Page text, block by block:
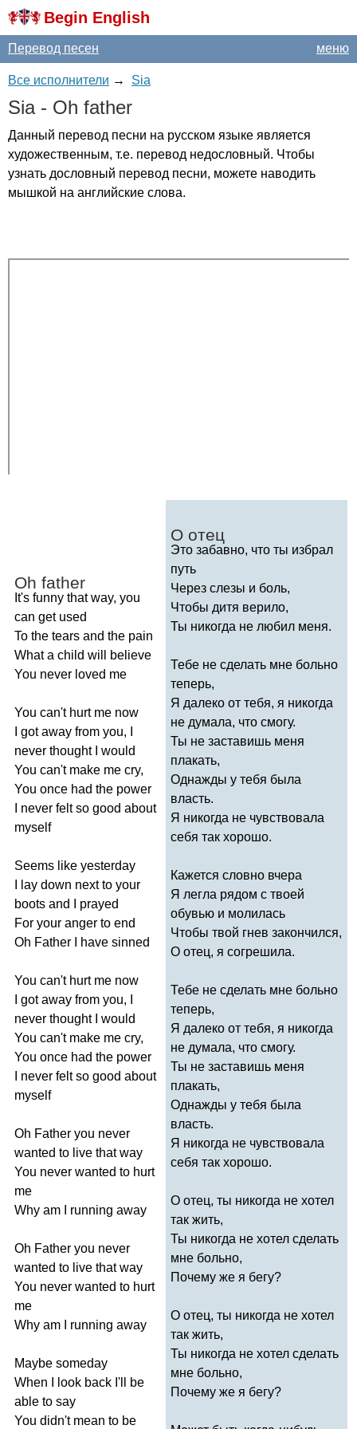
Begin English
меню
Перевод песен
Все исполнители → Sia
Sia- Oh father
Данный перевод песни на русском языке является
художественным, т.е. перевод недословный. Чтобы
узнать дословный перевод песни, можете наводить
мышкой на английские слова.
Oh father
It's funny that way, you
can get used
To the tears and the pain
What a child will
believe
You never loved me
You can't hurt me now
got away from you,
never thought
would
You can't make me cry,
You once had the power
never felt so good about
myself
Seems like yesterday
lay down next to your
boots and
prayed
For your anger to end
Oh Father have sinned
You can't hurt me now
got away from you,
never thought
would
You can't make me cry,
You once had the power
never felt so good about
myself
Oh Father you never
wanted to live that way
You never wanted to hurt
me
Why am running away
Oh Father you never
wanted to live that way
You never wanted to hurt
me
Why am running away
Maybe someday
When
look back I'll
be
able to say
You didn't mean to be
О отец
Это забавно, что ты избрал
путь
Через слезы и боль,
Чтобы дитя верило,
Ты никогда не любил меня.
Тебе не сделать мне больно
теперь,
Я далеко от тебя, я никогда
не думала, что смогу.
Ты не заставишь меня
плакать,
Однажды у тебя была
власть.
Я никогда не чувствовала
себя так хорошо.
Кажется словно вчера
Я легла рядом с твоей
обувью и молилась
Чтобы твой гнев закончился,
О отец, я согрешила.
Тебе не сделать мне больно
теперь,
Я далеко от тебя, я никогда
не думала, что смогу.
Ты не заставишь меня
плакать,
Однажды у тебя была
власть.
Я никогда не чувствовала
себя так хорошо.
О отец, ты никогда не хотел
так жить,
Ты никогда не хотел сделать
мне больно,
Почему же я бегу?
О отец, ты никогда не хотел
так жить,
Ты никогда не хотел сделать
мне больно,
Почему же я бегу?